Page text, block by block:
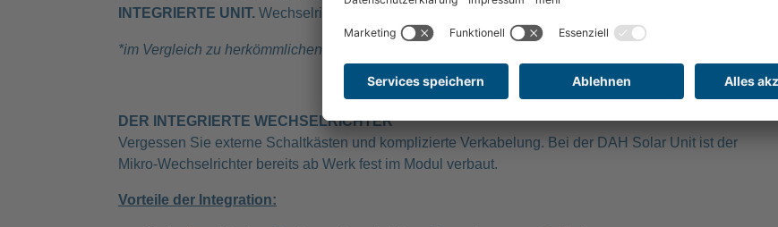
INTEGRIERTE UNIT. Wechselrichter direkt im Modul – verkürzte Kabelwege.
*im Vergleich zu herkömmlichen Modulen unter gleichen Bedingungen (lt. Herstellerangaben
DER INTEGRIERTE WECHSELRICHTER
Vergessen Sie externe Schaltkästen und komplizierte Verkabelung. Bei der DAH Solar Unit ist der
Mikro-Wechselrichter bereits ab Werk fest im Modul verbaut.
Vorteile der Integration: